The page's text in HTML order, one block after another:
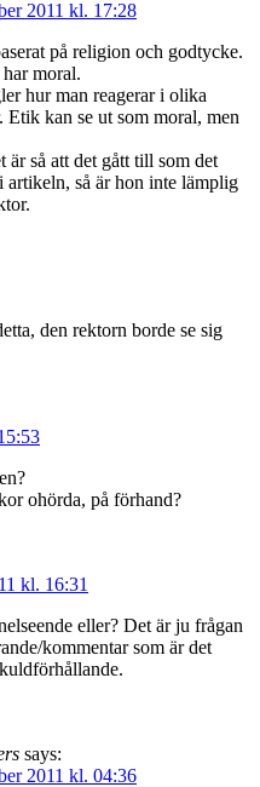
2011 kl. 17:28
på religion och godtycke.
moral.
hur man reagerar i olika
Etik kan se ut som moral, men
är så att det gått till som det
artikeln, så är hon inte lämplig
den rektorn borde se sig
ohörda, på förhand?
kl. 16:31
eller? Det är ju frågan
kommentar som är det
says:
2011 kl. 04:36